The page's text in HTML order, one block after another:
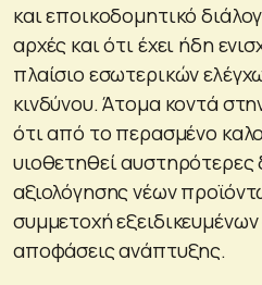
και εποικοδομητικό
αρχές και ότι έχει ήδη
πλαίσιο εσωτερικών
κινδύνου. Άτομα κοντά
ότι από το περασμένο
υιοθετηθεί αυστηρότερες
αξιολόγησης νέων
συμμετοχή
αποφάσεις ανάπτυξης.